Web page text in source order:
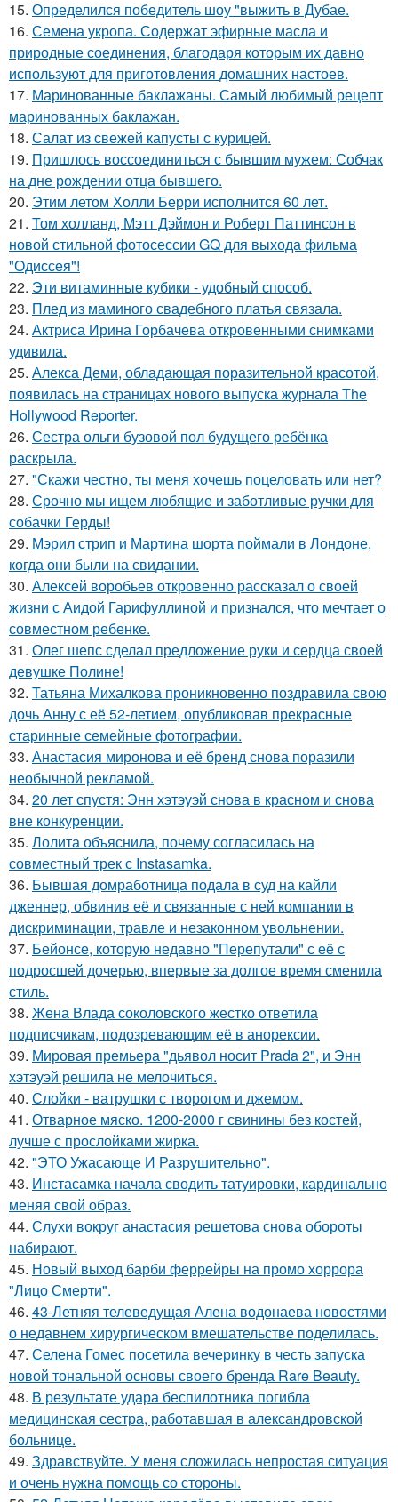
15. Определился победитель шоу "выжить в Дубае.
16. Семена укропа. Содержат эфирные масла и
природные соединения, благодаря которым их давно
используют для приготовления домашних настоев.
17. Маринованные баклажаны. Самый любимый рецепт
маринованных баклажан.
18. Салат из свежей капусты с курицей.
19. Пришлось воссоединиться с бывшим мужем: Собчак
на дне рождении отца бывшего.
20. Этим летом Холли Берри исполнится 60 лет.
21. Том холланд, Мэтт Дэймон и Роберт Паттинсон в
новой стильной фотосессии GQ для выхода фильма
"Одиссея"!
22. Эти витаминные кубики - удобный способ.
23. Плед из маминого свадебного платья связала.
24. Актриса Ирина Горбачева откровенными снимками
удивила.
25. Алекса Деми, обладающая поразительной красотой,
появилась на страницах нового выпуска журнала The
Hollywood Reporter.
26. Сестра ольги бузовой пол будущего ребёнка
раскрыла.
27. "Скажи честно, ты меня хочешь поцеловать или нет?
28. Срочно мы ищем любящие и заботливые ручки для
собачки Герды!
29. Мэрил стрип и Мартина шорта поймали в Лондоне,
когда они были на свидании.
30. Алексей воробьев откровенно рассказал о своей
жизни с Аидой Гарифуллиной и признался, что мечтает о
совместном ребенке.
31. Олег шепс сделал предложение руки и сердца своей
девушке Полине!
32. Татьяна Михалкова проникновенно поздравила свою
дочь Анну с её 52-летием, опубликовав прекрасные
старинные семейные фотографии.
33. Анастасия миронова и её бренд снова поразили
необычной рекламой.
34. 20 лет спустя: Энн хэтэуэй снова в красном и снова
вне конкуренции.
35. Лолита объяснила, почему согласилась на
совместный трек с Instasamka.
36. Бывшая домработница подала в суд на кайли
дженнер, обвинив её и связанные с ней компании в
дискриминации, травле и незаконном увольнении.
37. Бейонсе, которую недавно "Перепутали" с её с
подросшей дочерью, впервые за долгое время сменила
стиль.
38. Жена Влада соколовского жестко ответила
подписчикам, подозревающим её в анорексии.
39. Мировая премьера "дьявол носит Prada 2", и Энн
хэтэуэй решила не мелочиться.
40. Слойки - ватрушки с творогом и джемом.
41. Отварное мяско. 1200-2000 г свинины без костей,
лучше с прослойками жирка.
42. "ЭТО Ужасающе И Разрушительно".
43. Инстасамка начала сводить татуировки, кардинально
меняя свой образ.
44. Слухи вокруг анастасия решетова снова обороты
набирают.
45. Новый выход барби феррейры на промо хоррора
"Лицо Смерти".
46. 43-Летняя телеведущая Алена водонаева новостями
о недавнем хирургическом вмешательстве поделилась.
47. Селена Гомес посетила вечеринку в честь запуска
новой тональной основы своего бренда Rare Beauty.
48. В результате удара беспилотника погибла
медицинская сестра, работавшая в александровской
больнице.
49. Здравствуйте. У меня сложилась непростая ситуация
и очень нужна помощь со стороны.